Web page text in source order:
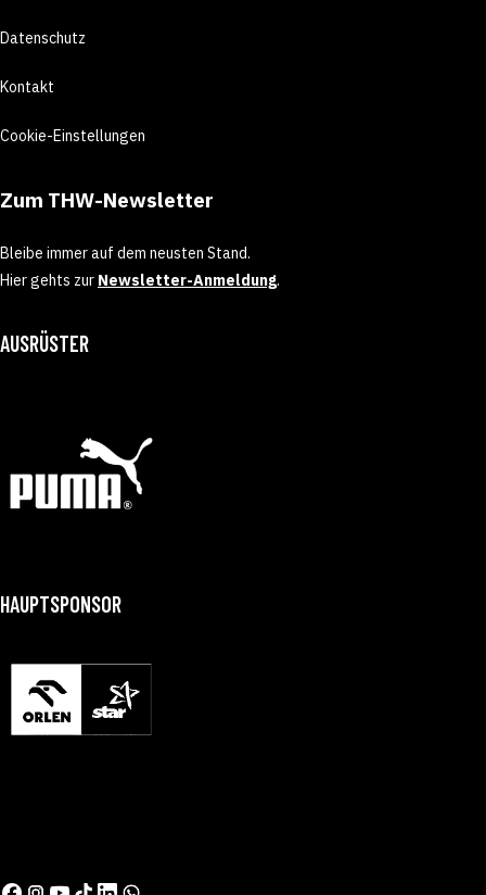
Datenschutz
Kontakt
Cookie-Einstellungen
Zum THW-Newsletter
Bleibe immer auf dem neusten Stand.
Hier gehts zur Newsletter-Anmeldung.
AUSRÜSTER
HAUPTSPONSOR